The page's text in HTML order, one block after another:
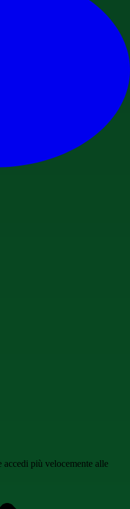
accedi più velocemente alle